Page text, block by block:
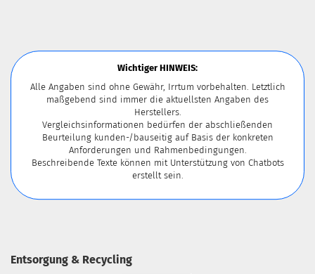
Wichtiger HINWEIS:
Alle Angaben sind ohne Gewähr, Irrtum vorbehalten. Letztlich
maßgebend sind immer die aktuellsten Angaben des
Herstellers.
Vergleichsinformationen bedürfen der abschließenden
Beurteilung kunden-/bauseitig auf Basis der konkreten
Anforderungen und Rahmenbedingungen.
Beschreibende Texte können mit Unterstützung von Chatbots
erstellt sein.
Entsorgung & Recycling